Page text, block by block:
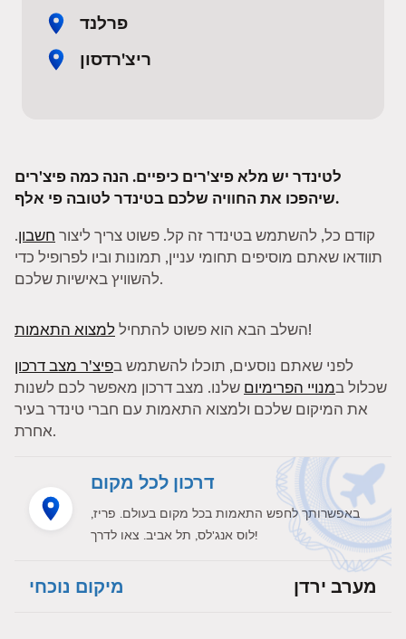
פרלנד
ריצ'רדסון
לטינדר יש מלא פיצ'רים כיפיים. הנה כמה פיצ'רים
שיהפכו את החוויה שלכם בטינדר לטובה פי אלף.
קודם כל, להשתמש בטינדר זה קל. פשוט צריך ליצור חשבון.
תוודאו שאתם מוסיפים תחומי עניין, תמונות וביו לפרופיל כדי
להשוויץ באישיות שלכם.
השלב הבא הוא פשוט להתחיללמצוא התאמות
!
לפני שאתם נוסעים, תוכלו להשתמש בפיצ'ר מצב דרכון
שכלול במנויי הפרימיום שלנו. מצב דרכון מאפשר לכם לשנות
את המיקום שלכם ולמצוא התאמות עם חברי טינדר בעיר
אחרת.
דרכון לכל מקום
באפשרותך לחפש התאמות בכל מקום בעולם. פריז,
לוס אנג'לס, תל אביב. צאו לדרך!
מיקום נוכחי מערב ירדן